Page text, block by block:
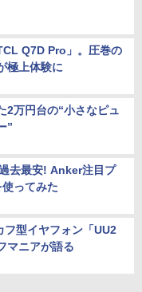
Q7D Pro」。圧巻の
極上体験に
2万円台の“小さなピュ
”
去最安! Anker注目プ
ってみた
フ型イヤフォン「UU2
マニアが語る